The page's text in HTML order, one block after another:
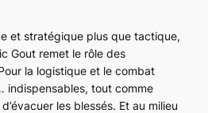
et stratégique plus que tactique,
Gout remet le rôle des
la logistique et le combat
indispensables, tout comme
les blessés. Et au milieu